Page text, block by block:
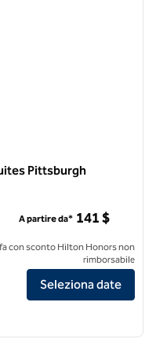
Pittsburgh
by Hilton Hotel & Suites
A partire da* 141 $
con sconto Hilton Honors non
rimborsabile
Seleziona date